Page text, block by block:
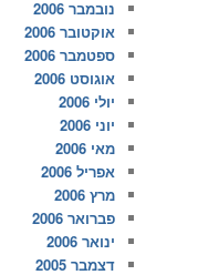
נובמבר 2006
אוקטובר 2006
ספטמבר 2006
אוגוסט 2006
יולי 2006
יוני 2006
מאי 2006
אפריל 2006
מרץ 2006
פברואר 2006
ינואר 2006
דצמבר 2005